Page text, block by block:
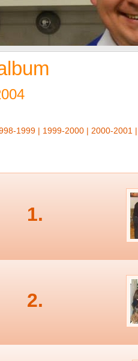
1999 | 1999-2000 | 2000-2001 |
1.
2.